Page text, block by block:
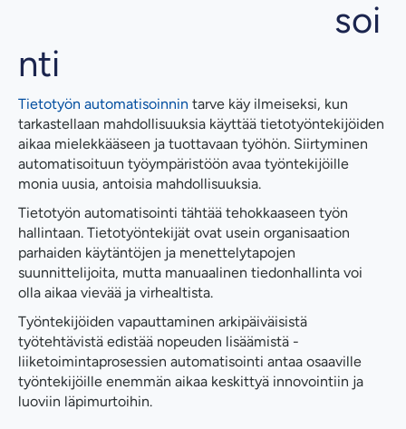
soi
nti
Tietotyön automatisoinnin tarve käy ilmeiseksi, kun
tarkastellaan mahdollisuuksia käyttää tietotyöntekijöiden
aikaa mielekkääseen ja tuottavaan työhön. Siirtyminen
automatisoituun työympäristöön avaa työntekijöille
monia uusia, antoisia mahdollisuuksia.
Tietotyön automatisointi tähtää tehokkaaseen työn
hallintaan. Tietotyöntekijät ovat usein organisaation
parhaiden käytäntöjen ja menettelytapojen
suunnittelijoita, mutta manuaalinen tiedonhallinta voi
olla aikaa vievää ja virhealtista.
Työntekijöiden vapauttaminen arkipäiväisistä
työtehtävistä edistää nopeuden lisäämistä -
liiketoimintaprosessien automatisointi antaa osaaville
työntekijöille enemmän aikaa keskittyä innovointiin ja
luoviin läpimurtoihin.